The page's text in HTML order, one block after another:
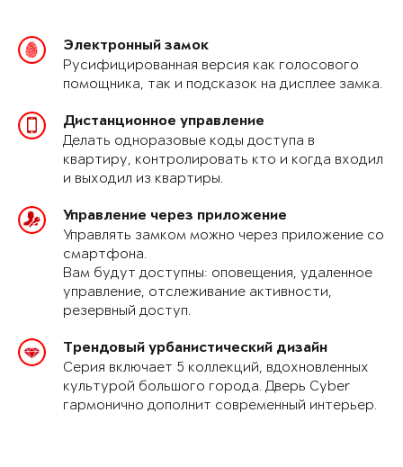
Электронный замок
Русифицированная версия как голосового
помощника, так и подсказок на дисплее замка.
Дистанционное управление
Делать одноразовые коды доступа в
квартиру, контролировать кто и когда входил
и выходил из квартиры.
Управление через приложение
Управлять замком можно через приложение со
смартфона.
Вам будут доступны: оповещения, удаленное
управление, отслеживание активности,
резервный доступ.
Трендовый урбанистический дизайн
Серия включает 5 коллекций, вдохновленных
культурой большого города. Дверь Cyber
гармонично дополнит современный интерьер.